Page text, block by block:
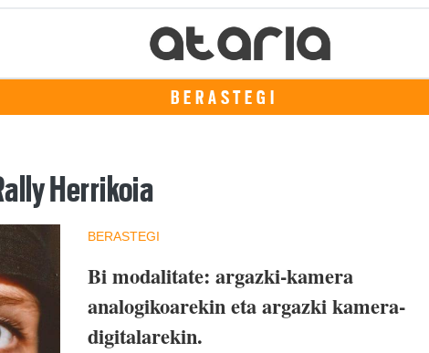
BERASTEGI
Herrikoia
BERASTEGI
Bi modalitate: argazki-kamera
analogikoarekin eta argazki kamera-
digitalarekin.